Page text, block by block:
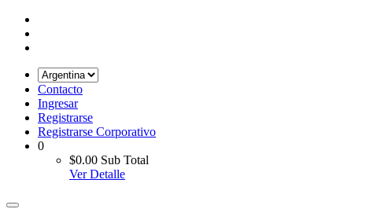
Contacto
Ingresar
Registrarse
Registrarse Corporativo
0
$0.00 Sub Total
Ver Detalle